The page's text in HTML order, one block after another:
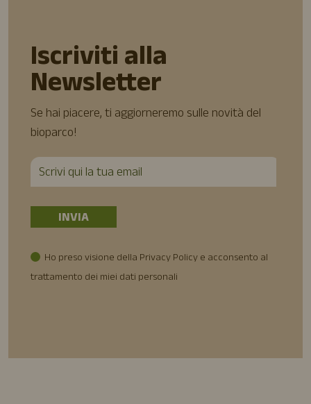
Iscriviti alla
Newsletter
Se hai piacere, ti aggiorneremo sulle novità del
bioparco!
Ho preso visione della Privacy Policy e acconsento al
trattamento dei miei dati personali